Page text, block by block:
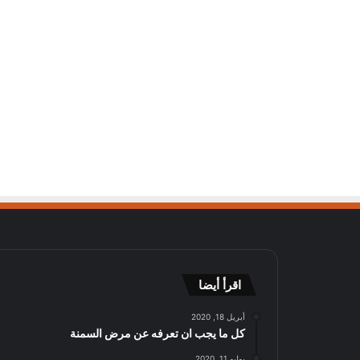
اقرأ أيضا
أبريل 18, 2020
كل ما يجب ان تعرفه عن مرض السمنة